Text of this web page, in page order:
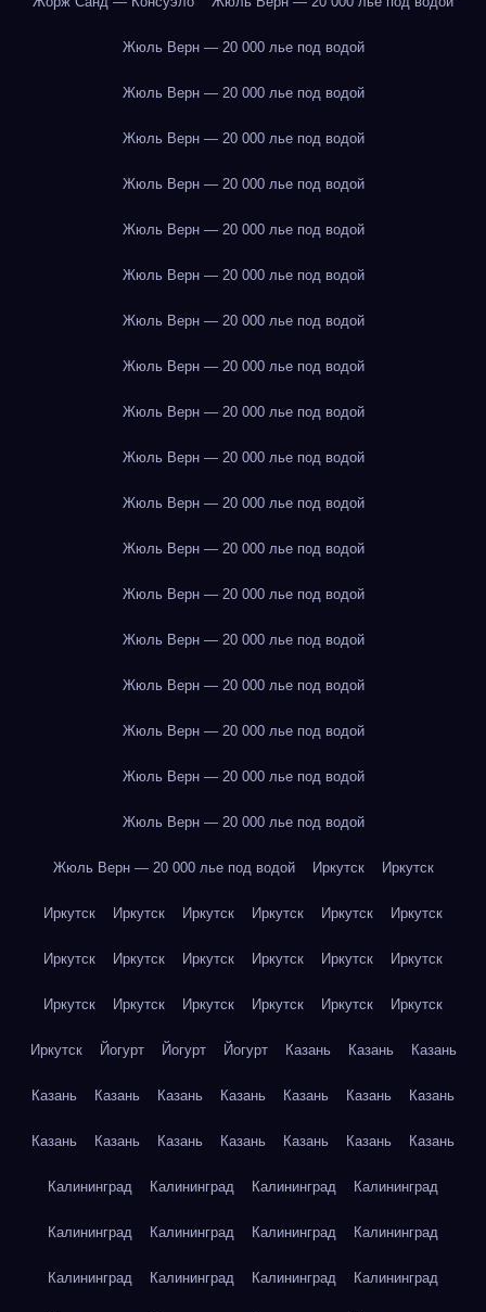
Жюль Верн — 20 000 лье под водой
Жюль Верн — 20 000 лье под водой
Жюль Верн — 20 000 лье под водой
Жюль Верн — 20 000 лье под водой
Жюль Верн — 20 000 лье под водой
Жюль Верн — 20 000 лье под водой
Жюль Верн — 20 000 лье под водой
Жюль Верн — 20 000 лье под водой
Жюль Верн — 20 000 лье под водой
Жюль Верн — 20 000 лье под водой
Жюль Верн — 20 000 лье под водой
Жюль Верн — 20 000 лье под водой
Жюль Верн — 20 000 лье под водой
Жюль Верн — 20 000 лье под водой
Жюль Верн — 20 000 лье под водой
Жюль Верн — 20 000 лье под водой
Жюль Верн — 20 000 лье под водой
Жюль Верн — 20 000 лье под водой
Жюль Верн — 20 000 лье под водой Иркутск Иркутск
Иркутск Иркутск Иркутск Иркутск Иркутск Иркутск
Иркутск Иркутск Иркутск Иркутск Иркутск Иркутск
Иркутск Иркутск Иркутск Иркутск Иркутск Иркутск
Иркутск Йогурт Йогурт Йогурт Казань Казань Казань
Казань Казань Казань Казань Казань Казань Казань
Казань Казань Казань Казань Казань Казань Казань
Калининград Калининград Калининград Калининград
Калининград Калининград Калининград Калининград
Калининград Калининград Калининград Калининград